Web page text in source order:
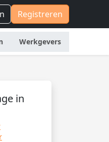
Registreren
Werkgevers
in